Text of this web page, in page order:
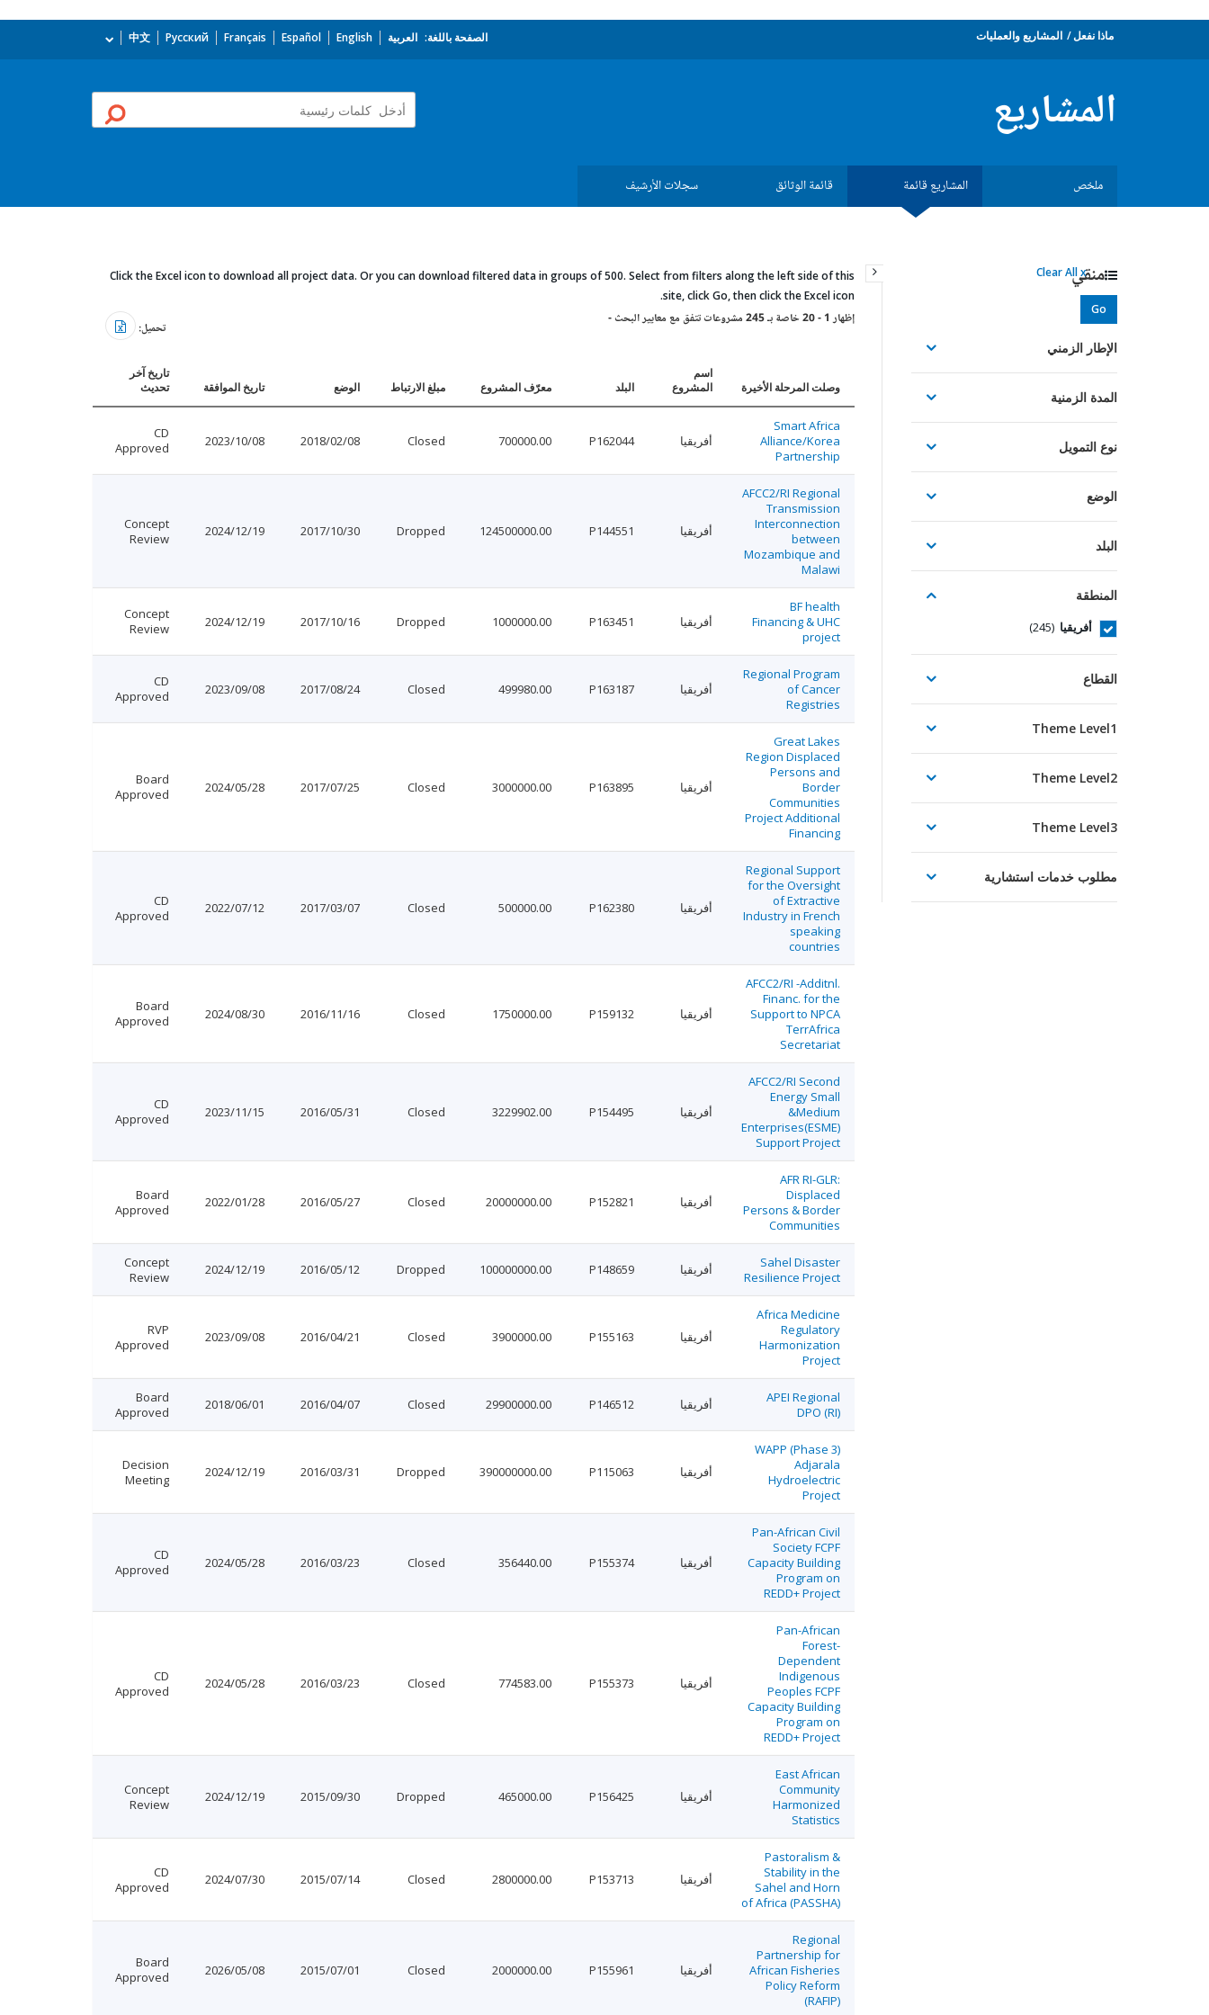
ماذا نفعل المشاريع والعمليات الصفحة باللغة: العربية English
Español
Français
Русский
中文
المشاريع
ملخص المشاريع قائمة قائمة الوثائق سجلات الأرشيف
منقي
Go
Clear All x
الإطار الزمني
المدة الزمنية
نوع التمويل
الوضع
البلد
المنطقة
أفريقيا (245)
القطاع
Theme Level1
Theme Level2
Theme Level3
مطلوب خدمات استشارية
Click the Excel icon to download all project data. Or you can download filtered data in groups of 500. Select from filters along the left side of this
site, click Go, then click the Excel icon.
إظهار 1 - 20 خاصة بـ 245 مشروعات تتفق مع معايير البحث -
تحميل:
وصلت المرحلة الأخيرة
اسم
المشروع
البلد معرّف المشروع مبلغ الارتباط الوضع تاريخ الموافقة
تاريخ آخر
تحديث
Smart Africa
Alliance/Korea
Partnership
أفريقيا P162044
700000.00
Closed
2018/02/08
2023/10/08
CD
Approved
AFCC2/RI Regional
Transmission
Interconnection
between
Mozambique and
Malawi
أفريقيا P144551
124500000.00
Dropped
2017/10/30
2024/12/19
Concept
Review
BF health
Financing & UHC
project
أفريقيا P163451
1000000.00
Dropped
2017/10/16
2024/12/19
Concept
Review
Regional Program
of Cancer
Registries
أفريقيا P163187
499980.00
Closed
2017/08/24
2023/09/08
CD
Approved
Great Lakes
Region Displaced
Persons and
Border
Communities
Project Additional
Financing
أفريقيا P163895
3000000.00
Closed
2017/07/25
2024/05/28
Board
Approved
Regional Support
for the Oversight
of Extractive
Industry in French
speaking
countries
أفريقيا P162380
500000.00
Closed
2017/03/07
2022/07/12
CD
Approved
AFCC2/RI -Additnl.
Financ. for the
Support to NPCA
TerrAfrica
Secretariat
أفريقيا P159132
1750000.00
Closed
2016/11/16
2024/08/30
Board
Approved
AFCC2/RI Second
Energy Small
&Medium
Enterprises(ESME)
Support Project
أفريقيا P154495
3229902.00
Closed
2016/05/31
2023/11/15
CD
Approved
AFR RI-GLR:
Displaced
Persons & Border
Communities
أفريقيا P152821
20000000.00
Closed
2016/05/27
2022/01/28
Board
Approved
Sahel Disaster
Resilience Project
أفريقيا P148659
100000000.00
Dropped
2016/05/12
2024/12/19
Concept
Review
Africa Medicine
Regulatory
Harmonization
Project
أفريقيا P155163
3900000.00
Closed
2016/04/21
2023/09/08
RVP
Approved
APEI Regional
DPO (RI)
أفريقيا P146512
29900000.00
Closed
2016/04/07
2018/06/01
Board
Approved
WAPP (Phase 3)
Adjarala
Hydroelectric
Project
أفريقيا P115063
390000000.00
Dropped
2016/03/31
2024/12/19
Decision
Meeting
Pan-African Civil
Society FCPF
Capacity Building
Program on
REDD+ Project
أفريقيا P155374
356440.00
Closed
2016/03/23
2024/05/28
CD
Approved
Pan-African
Forest-
Dependent
Indigenous
Peoples FCPF
Capacity Building
Program on
REDD+ Project
أفريقيا P155373
774583.00
Closed
2016/03/23
2024/05/28
CD
Approved
East African
Community
Harmonized
Statistics
أفريقيا P156425
465000.00
Dropped
2015/09/30
2024/12/19
Concept
Review
Pastoralism &
Stability in the
Sahel and Horn
of Africa (PASSHA)
أفريقيا P153713
2800000.00
Closed
2015/07/14
2024/07/30
CD
Approved
Regional
Partnership for
African Fisheries
Policy Reform
(RAFIP)
أفريقيا P155961
2000000.00
Closed
2015/07/01
2026/05/08
Board
Approved